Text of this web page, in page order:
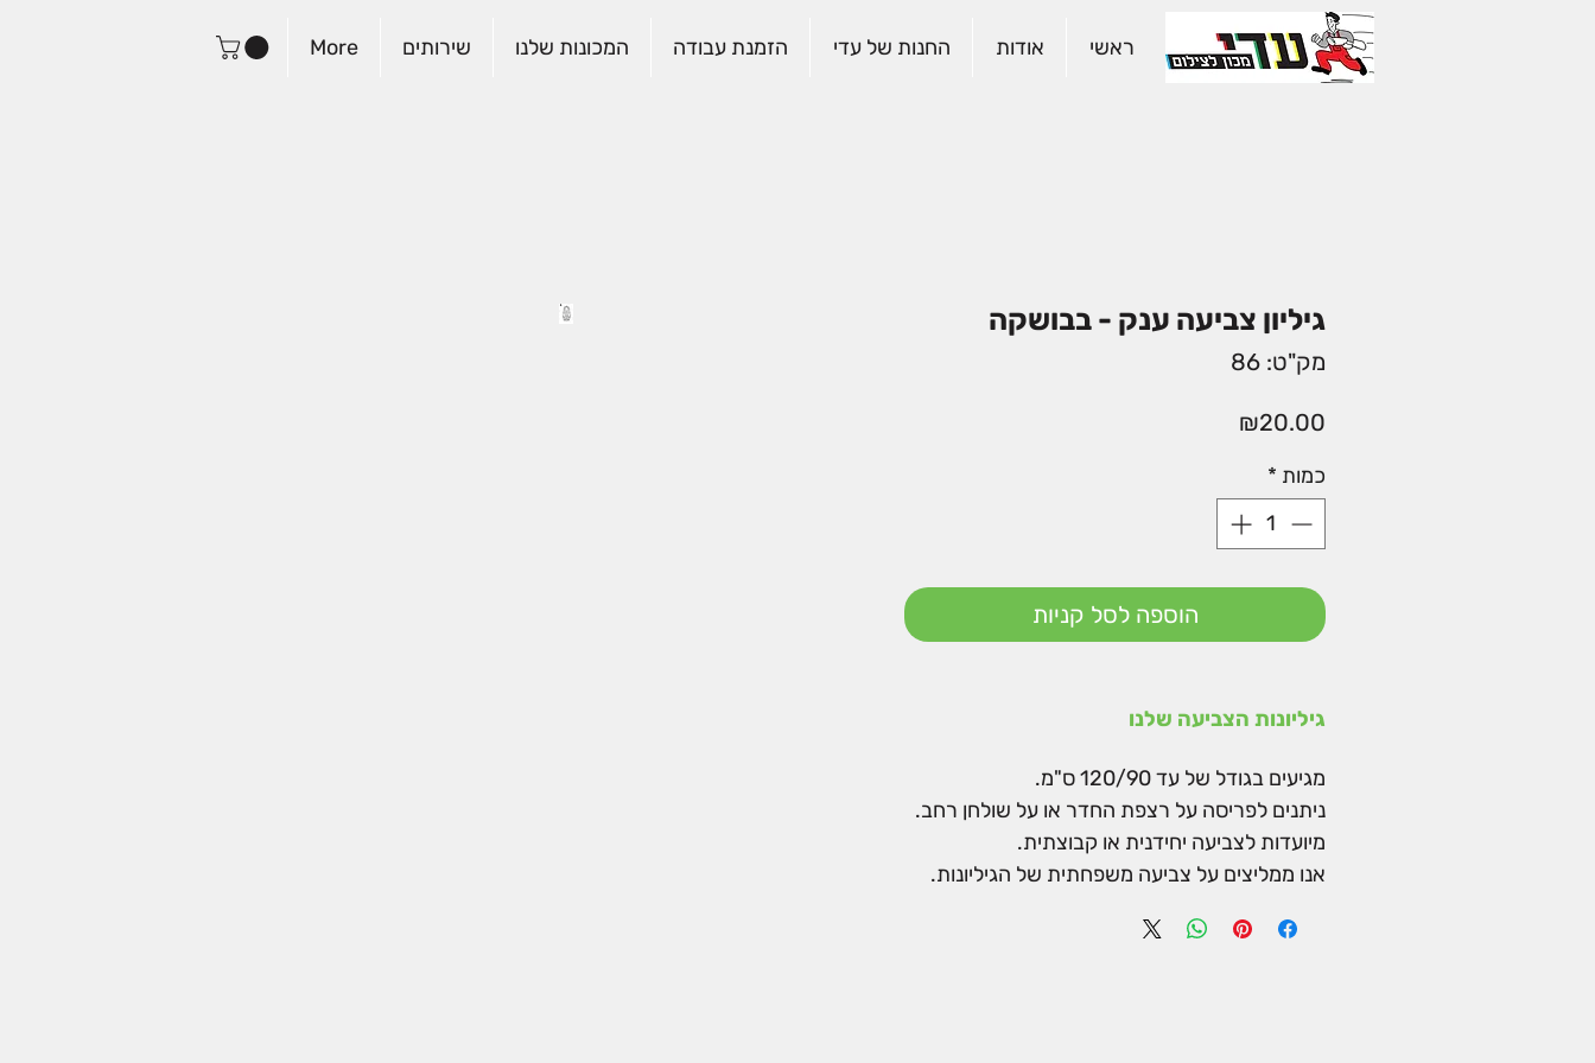
ראשי אודות החנות של עדי הזמנת עבודה המכונות שלנו שירותים More
גיליון צביעה ענק - בבושקה
מק"ט: 86
₪20.00
כמות *
הוספה לסל קניות
גיליונות הצביעה שלנו
מגיעים בגודל של עד 120/90 ס"מ.
ניתנים לפריסה על רצפת החדר או על שולחן רחב.
מיועדות לצביעה יחידנית או קבוצתית.
אנו ממליצים על צביעה משפחתית של הגיליונות.